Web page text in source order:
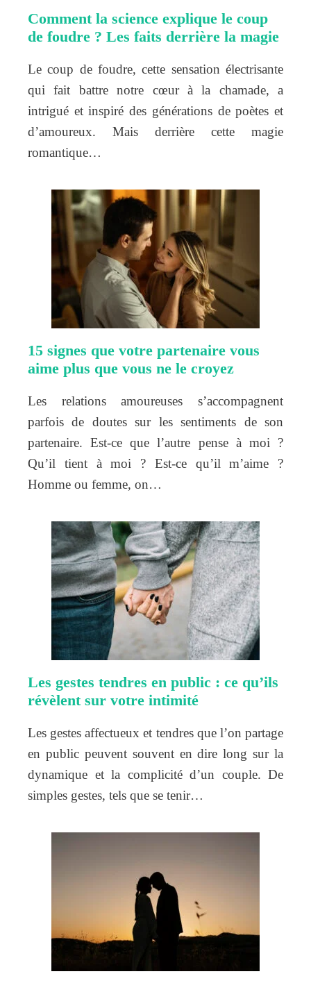
Comment la science explique le coup
de foudre ? Les faits derrière la magie
Le coup de foudre, cette sensation électrisante
qui fait battre notre cœur à la chamade, a
intrigué et inspiré des générations de poètes et
d’amoureux. Mais derrière cette magie
romantique…
15 signes que votre partenaire vous
aime plus que vous ne le croyez
Les relations amoureuses s’accompagnent
parfois de doutes sur les sentiments de son
partenaire. Est-ce que l’autre pense à moi ?
Qu’il tient à moi ? Est-ce qu’il m’aime ?
Homme ou femme, on…
Les gestes tendres en public : ce qu’ils
révèlent sur votre intimité
Les gestes affectueux et tendres que l’on partage
en public peuvent souvent en dire long sur la
dynamique et la complicité d’un couple. De
simples gestes, tels que se tenir…